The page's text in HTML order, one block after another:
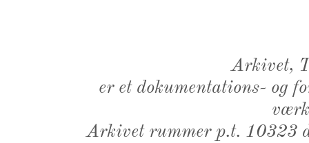
Arkivet,
er et dokumentations- og
Arkivet rummer p.t. 10323